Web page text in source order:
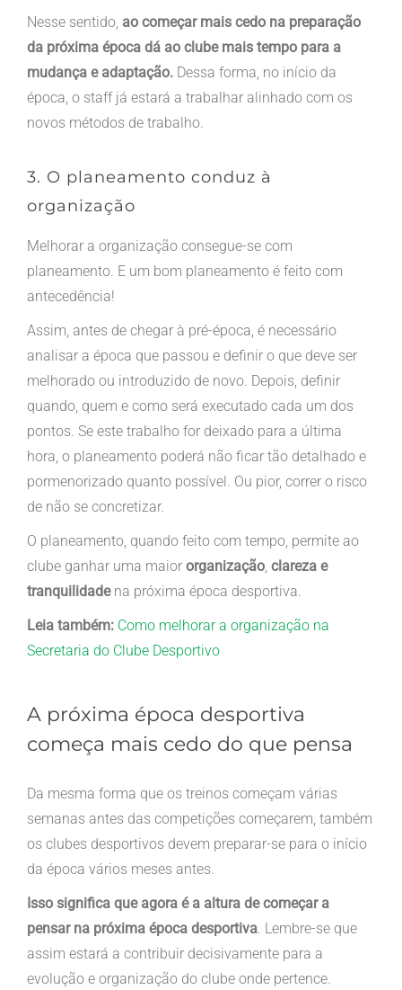
Nesse sentido, ao começar mais cedo na preparação
da próxima época dá ao clube mais tempo para a
mudança e adaptação. Dessa forma, no início da
época, o staff já estará a trabalhar alinhado com os
novos métodos de trabalho.
3. O planeamento conduz à
organização
Melhorar a organização consegue-se com
planeamento. E um bom planeamento é feito com
antecedência!
Assim, antes de chegar à pré-época, é necessário
analisar a época que passou e definir o que deve ser
melhorado ou introduzido de novo. Depois, definir
quando, quem e como será executado cada um dos
pontos. Se este trabalho for deixado para a última
hora, o planeamento poderá não ficar tão detalhado e
pormenorizado quanto possível. Ou pior, correr o risco
de não se concretizar.
O planeamento, quando feito com tempo, permite ao
clube ganhar uma maiororganização, clareza e
tranquilidade na próxima época desportiva.
Leia também: Como melhorar a organização na
Secretaria do Clube Desportivo
A próxima época desportiva
começa mais cedo do que pensa
Da mesma forma que os treinos começam várias
semanas antes das competições começarem, também
os clubes desportivos devem preparar-se para o início
da época vários meses antes.
Isso significa que agora é a altura de começar a
pensar na próxima época desportiva. Lembre-se que
assim estará a contribuir decisivamente para a
evolução e organização do clube onde pertence.